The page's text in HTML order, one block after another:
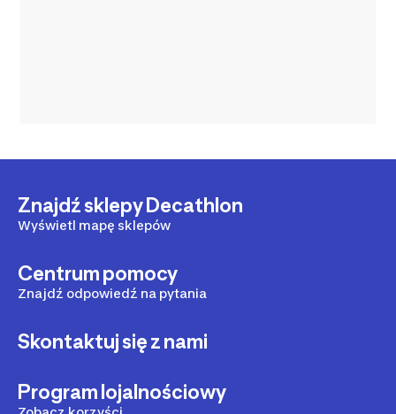
Znajdź sklepy Decathlon
Wyświetl mapę sklepów
Centrum pomocy
Znajdź odpowiedź na pytania
Skontaktuj się z nami
Program lojalnościowy